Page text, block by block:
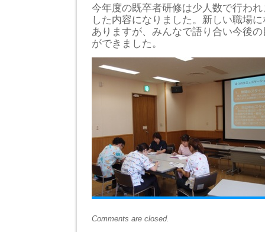
今年度の既卒者研修は少人数で行わ
した内容になりました。新しい職場
ありますが、みんなで語り合い今後
ができました。
Comments are closed.